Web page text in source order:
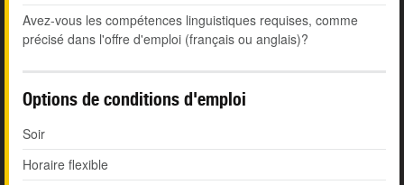
Avez-vous les compétences linguistiques requises, comme
précisé dans l'offre d'emploi (français ou anglais)?
Options de conditions d'emploi
Soir
Horaire flexible